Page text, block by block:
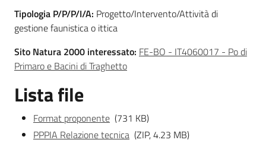
Ambiente
Argomenti
Novità
Tipologia P/P/P/I/A: Progetto/Intervento/Attività di
gestione faunistica o ittica
Sito Natura 2000 interessato: FE-BO - IT4060017 - Po di
Primaro e Bacini di Traghetto
Lista file
Format proponente (731 KB)
PPPIA Relazione tecnica (ZIP, 4.23 MB)